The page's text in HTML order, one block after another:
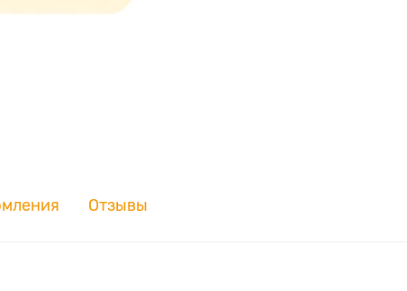
Отзывы